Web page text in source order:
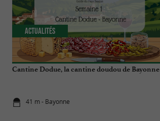
Cantine Dodue, la cantine doudou de Bayonne
41 m - Bayonne
Actualités